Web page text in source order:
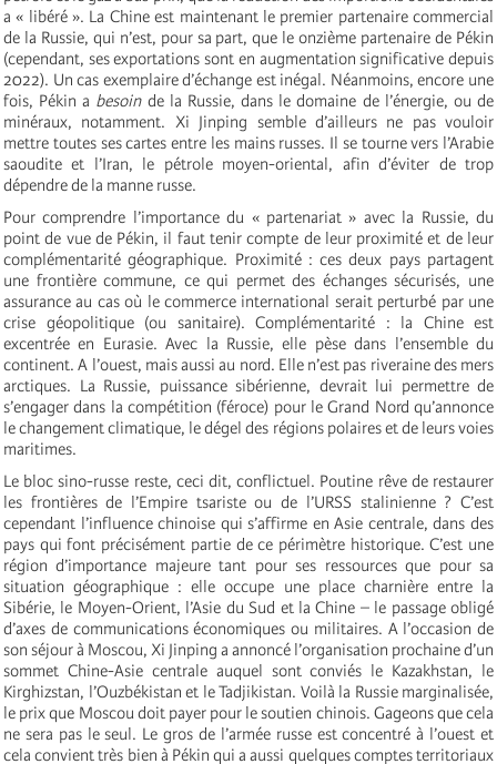
a « libéré ». La Chine est maintenant le premier partenaire commercial
de la Russie, qui n’est, pour sa part, que le onzième partenaire de Pékin
(cependant, ses exportations sont en augmentation significative depuis
2022). Un cas exemplaire d’échange est inégal. Néanmoins, encore une
fois, Pékin a besoinde la Russie, dans le domaine de l’énergie, ou de
minéraux, notamment. Xi Jinping semble d’ailleurs ne pas vouloir
mettre toutes ses cartes entre les mains russes. Il se tourne vers l’Arabie
saoudite et l’Iran, le pétrole moyen-oriental, afin d’éviter de trop
dépendre de la manne russe.
Pour comprendre l’importance du « partenariat » avec la Russie, du
point de vue de Pékin, il faut tenir compte de leur proximité et de leur
complémentarité géographique. Proximité : ces deux pays partagent
une frontière commune, ce qui permet des échanges sécurisés, une
assurance au cas où le commerce international serait perturbé par une
crise géopolitique (ou sanitaire). Complémentarité : la Chine est
excentrée en Eurasie. Avec la Russie, elle pèse dans l’ensemble du
continent. A l’ouest, mais aussi au nord. Elle n’est pas riveraine des mers
arctiques. La Russie, puissance sibérienne, devrait lui permettre de
s’engager dans la compétition (féroce) pour le Grand Nord qu’annonce
le changement climatique, le dégel des régions polaires et de leurs voies
maritimes.
Le bloc sino-russe reste, ceci dit, conflictuel. Poutine rêve de restaurer
les frontières de l’Empire tsariste ou de l’URSS stalinienne ? C’est
cependant l’influence chinoise qui s’affirme en Asie centrale, dans des
pays qui font précisément partie de ce périmètre historique. C’est une
région d’importance majeure tant pour ses ressources que pour sa
situation géographique : elle occupe une place charnière entre la
Sibérie, le Moyen-Orient, l’Asie du Sud et la Chine – le passage obligé
d’axes de communications économiques ou militaires. A l’occasion de
son séjour à Moscou, Xi Jinping a annoncé l’organisation prochaine d’un
sommet Chine-Asie centrale auquel sont conviés le Kazakhstan, le
Kirghizstan, l’Ouzbékistan et le Tadjikistan. Voilà la Russie marginalisée,
le prix que Moscou doit payer pour le soutien chinois. Gageons que cela
ne sera pas le seul. Le gros de l’armée russe est concentré à l’ouest et
cela convient très bien à Pékin qui a aussi quelques comptes territoriaux